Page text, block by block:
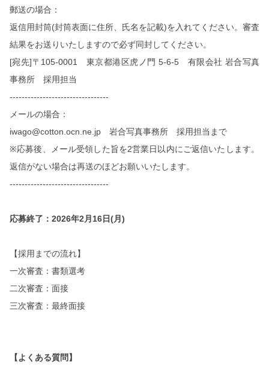
郵送の場合：
返信用封筒(封筒表面に住所、氏名を記載)を入れてください。審査
結果をお送りいたしますので必ず同封してください。
[宛先]〒 105-0001 東京都港区⻁ノ門 5-6-5有限会社 岩合写真
事務所 採用担当
---------------------------------
メールの場合：
iwago@cotton.ocn.ne.jp 岩合写真事務所 採用担当まで
※応募後、メール受領した旨を2営業日以内にご返信いたします。
返信がない場合は再送のほどお願いいたします。
---------------------------------
応募終了： 2026年2月 16日(月 )
【採用までの流れ】
一次審査：書類選考
二次審査：面接
三次審査：最終面接
【よくある質問】